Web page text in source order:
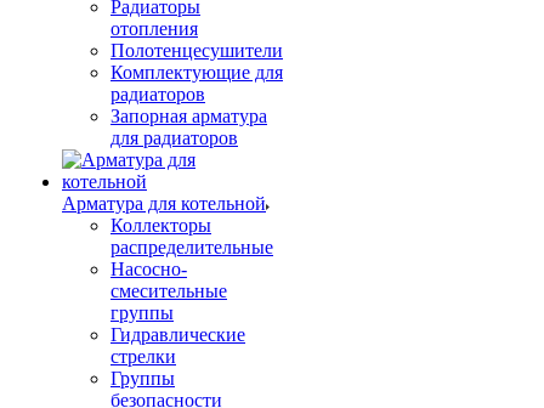
Радиаторы
отопления
Полотенцесушители
Комплектующие для
радиаторов
Запорная арматура
для радиаторов
Арматура для котельной
Коллекторы
распределительные
Насосно-
смесительные
группы
Гидравлические
стрелки
Группы
безопасности